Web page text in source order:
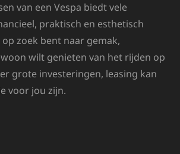
van een Vespa biedt vele
praktisch en esthetisch
zoek bent naar gemak,
wilt genieten van het rijden op
grote investeringen, leasing kan
voor jou zijn.